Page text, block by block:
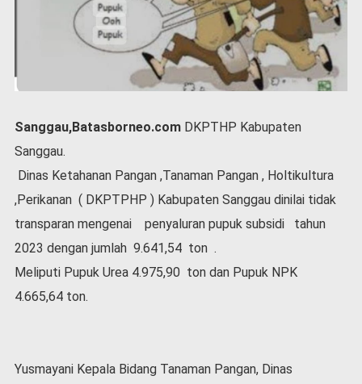
i
t
h
S
e
e
m
o
i
l
Sanggau,Batasborneo.com DKPTHP Kabupaten
Sanggau.
Dinas Ketahanan Pangan ,Tanaman Pangan , Holtikultura
,Perikanan ( DKPTPHP ) Kabupaten Sanggau dinilai tidak
transparan mengenai penyaluran pupuk subsidi tahun
2023 dengan jumlah 9.641,54 ton .
Meliputi Pupuk Urea 4.975,90 ton dan Pupuk NPK
4.665,64 ton.
Yusmayani Kepala Bidang Tanaman Pangan, Dinas